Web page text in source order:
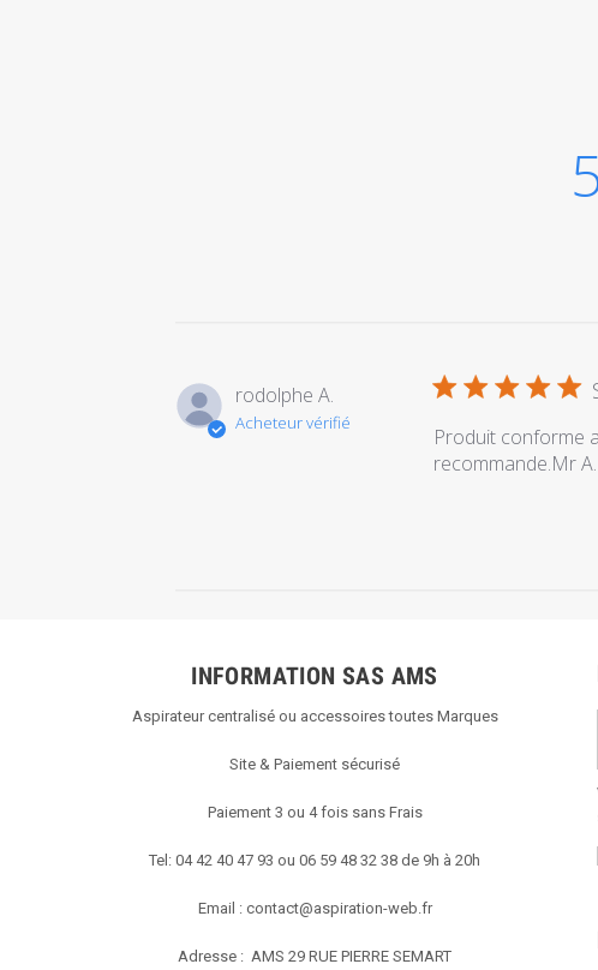
rodolphe A.
Acheteur vérifié
Produit conforme
recommande.Mr A.
INFORMATION SAS AMS
Aspirateur centralisé ou accessoires toutes Marques
Site & Paiement sécurisé
Paiement 3 ou 4 fois sans Frais
Tel: 04 42 40 47 93 ou 06 59 48 32 38 de 9h à 20h
Email : contact@aspiration-web.fr
Adresse : AMS 29 RUE PIERRE SEMART